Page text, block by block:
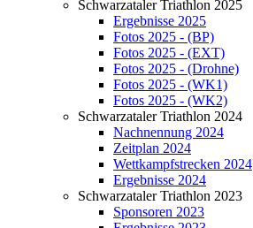
Schwarzataler Triathlon 2025
Ergebnisse 2025
Fotos 2025 - (BP)
Fotos 2025 - (EXT)
Fotos 2025 - (Drohne)
Fotos 2025 - (WK1)
Fotos 2025 - (WK2)
Schwarzataler Triathlon 2024
Nachnennung 2024
Zeitplan 2024
Wettkampfstrecken 2024
Ergebnisse 2024
Schwarzataler Triathlon 2023
Sponsoren 2023